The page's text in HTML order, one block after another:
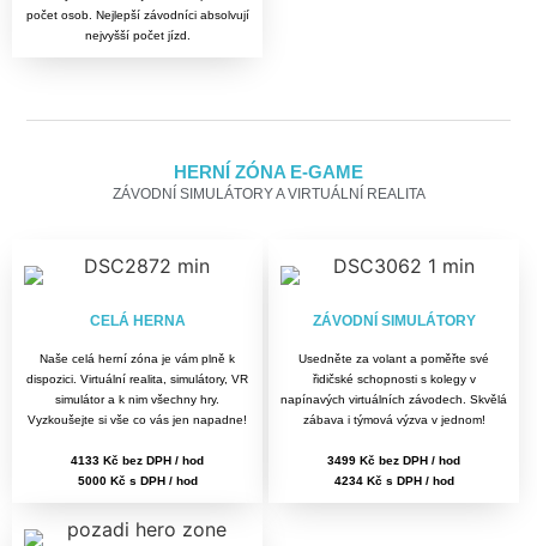
počet osob. Nejlepší závodníci absolvují
nejvyšší počet jízd.
HERNÍ ZÓNA E-GAME
ZÁVODNÍ SIMULÁTORY A VIRTUÁLNÍ REALITA
CELÁ HERNA
Naše celá herní zóna je vám plně k
dispozici. Virtuální realita, simulátory, VR
simulátor a k nim všechny hry.
Vyzkoušejte si vše co vás jen napadne!
4133 Kč bez DPH / hod
5000 Kč s DPH / hod
ZÁVODNÍ SIMULÁTORY
Usedněte za volant a poměřte své
řidičské schopnosti s kolegy v
napínavých virtuálních závodech. Skvělá
zábava i týmová výzva v jednom!
3499 Kč bez DPH / hod
4234 Kč s DPH / hod